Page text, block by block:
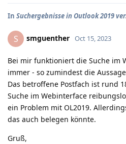
In Suchergebnisse in Outlook 2019
S smguenther Oct 15, 2023
Bei mir funktioniert die Suche im
immer - so zumindest die
Das betroffene Postfach ist rund
Suche im Webinterface
ein Problem mit OL2019.
das auch belegen könnte.
Gruß,